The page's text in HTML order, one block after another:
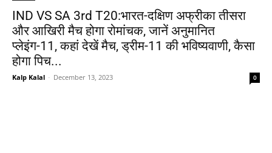
IND VS SA 3rd T20:भारत-दक्षिण अफ्रीका तीसरा
और आखिरी मैच होगा रोमांचक, जानें अनुमानित
प्लेइंग-11, कहां देखें मैच, ड्रीम-11 की भविष्यवाणी, कैसा
होगा पिच...
Kalp Kalal - December 13, 2023 0